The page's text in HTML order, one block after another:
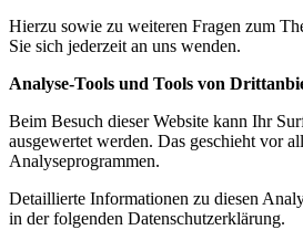
Hierzu sowie zu weiteren Fragen zum
Sie sich jederzeit an uns wenden.
Analyse-Tools und Tools von
Beim Besuch dieser Website kann Ihr
ausgewertet werden. Das geschieht vor
Analyseprogrammen.
Detaillierte Informationen zu diesen
in der folgenden Datenschutzerklärung.